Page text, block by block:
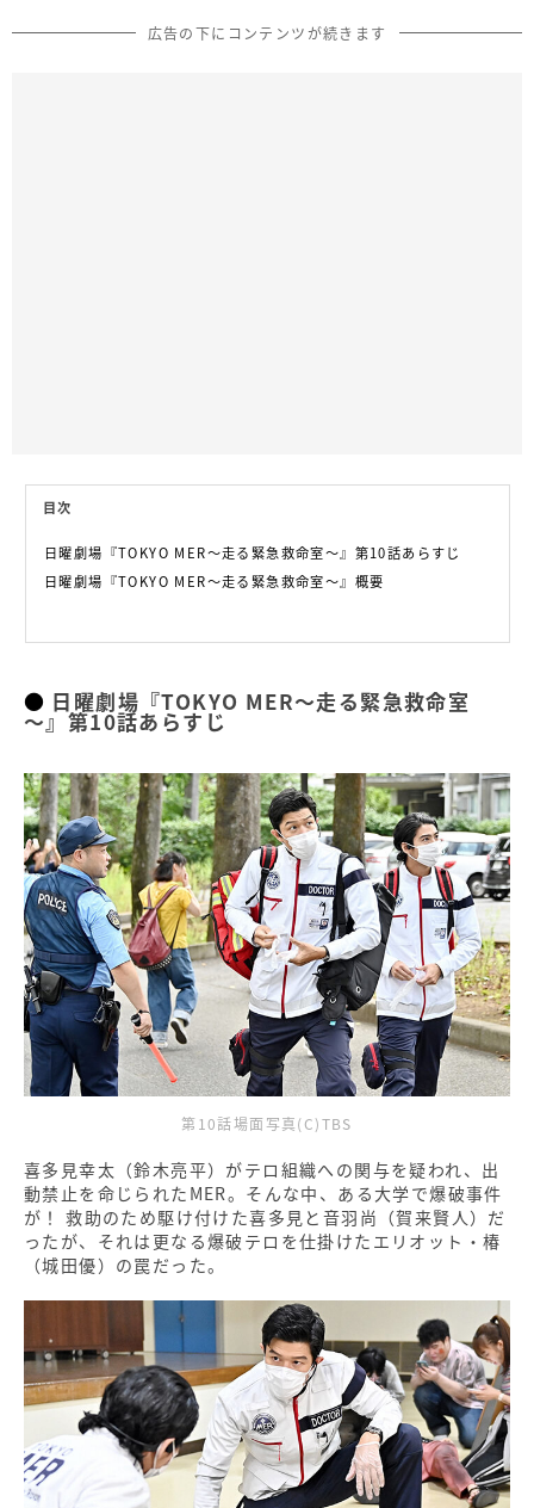
広告の下にコンテンツが続きます
目次
日曜劇場『TOKYO MER～走る緊急救命室～』第10話あらすじ
日曜劇場『TOKYO MER～走る緊急救命室～』概要
日曜劇場『TOKYO MER～走る緊急救命室
～』第10話あらすじ
第10話場面写真(C)TBS
喜多見幸太（鈴木亮平）がテロ組織への関与を疑われ、出
動禁止を命じられたMER。そんな中、ある大学で爆破事件
が！ 救助のため駆け付けた喜多見と音羽尚（賀来賢人）だ
ったが、それは更なる爆破テロを仕掛けたエリオット・椿
（城田優）の罠だった。